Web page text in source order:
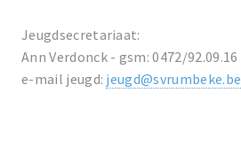
Jeugdsecretariaat:
Ann Verdonck - gsm: 0472/92.09.16
e-mail jeugd: jeugd@svrumbeke.be